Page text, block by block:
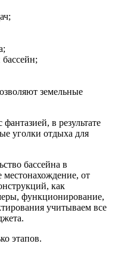
земельные
в результате
уголки отдыха для
бассейна в
местонахождение, от
как
функционирование,
учитываем все
этапов.